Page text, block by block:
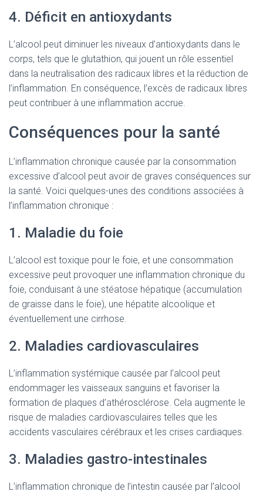
4. Déficit en antioxydants
L’alcool peut diminuer les niveaux d’antioxydants dans le
corps, tels que le glutathion, qui jouent un rôle essentiel
dans la neutralisation des radicaux libres et la réduction de
l’inflammation. En conséquence, l’excès de radicaux libres
peut contribuer à une inflammation accrue.
Conséquences pour la santé
L’inflammation chronique causée par la consommation
excessive d’alcool peut avoir de graves conséquences sur
la santé. Voici quelques-unes des conditions associées à
l’inflammation chronique :
1. Maladie du foie
L’alcool est toxique pour le foie, et une consommation
excessive peut provoquer une inflammation chronique du
foie, conduisant à une stéatose hépatique (accumulation
de graisse dans le foie), une hépatite alcoolique et
éventuellement une cirrhose.
2. Maladies cardiovasculaires
L’inflammation systémique causée par l’alcool peut
endommager les vaisseaux sanguins et favoriser la
formation de plaques d’athérosclérose. Cela augmente le
risque de maladies cardiovasculaires telles que les
accidents vasculaires cérébraux et les crises cardiaques.
3. Maladies gastro-intestinales
L’inflammation chronique de l’intestin causée par l’alcool